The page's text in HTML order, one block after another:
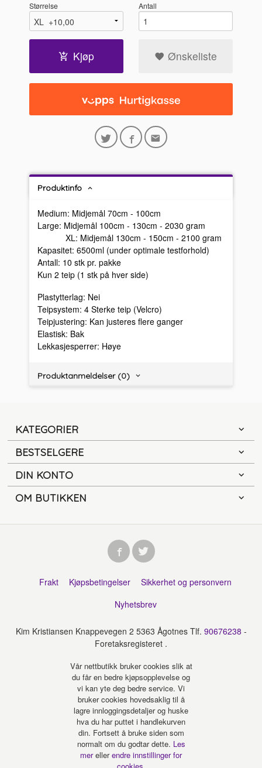
Størrelse Antall
Kjøp Ønskeliste
Produktinfo
Medium: Midjemål 70cm - 100cm
Large: Midjemål 100cm - 130cm - 2030 gram
XL: Midjemål 130cm - 150cm - 2100 gram
Kapasitet: 6500ml (under optimale testforhold)
Antall: 10 stk pr. pakke
Kun 2 teip (1 stk på hver side)
Plastytterlag: Nei
Teipsystem: 4 Sterke teip (Velcro)
Teipjustering: Kan justeres flere ganger
Elastisk: Bak
Lekkasjesperrer: Høye
Produktanmeldelser (0)
KATEGORIER
BESTSELGERE
DIN KONTO
OM BUTIKKEN
Frakt Kjøpsbetingelser
Sikkerhet og personvern
Nyhetsbrev
Kim Kristiansen Knappevegen 2 5363 Ågotnes Tlf. 90676238 -
Foretaksregisteret .
Vår nettbutikk bruker cookies slik at
du får en bedre kjøpsopplevelse og
vi kan yte deg bedre service. Vi
bruker cookies hovedsaklig til å
lagre innloggingsdetaljer og huske
hva du har puttet i handlekurven
din. Fortsett å bruke siden som
normalt om du godtar dette. Les
merellerendre innstillinger for